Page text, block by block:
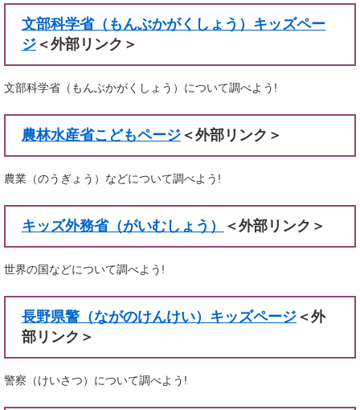
文部科学省（もんぶかがくしょう）キッズペー
ジ ＜外部リンク＞
文部科学省（もんぶかがくしょう）について調べよう!
農林水産省こどもページ ＜外部リンク＞
農業（のうぎょう）などについて調べよう!
キッズ外務省（がいむしょう） ＜外部リンク＞
世界の国などについて調べよう!
長野県警（ながのけんけい）キッズページ ＜外
部リンク＞
警察（けいさつ）について調べよう!